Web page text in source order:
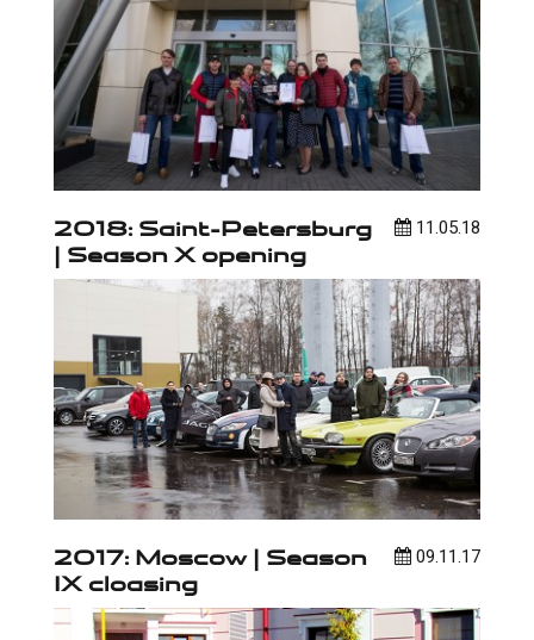
11.05.18
2018: Saint-Petersburg
| Season X opening
09.11.17
2017: Moscow | Season
IX cloasing